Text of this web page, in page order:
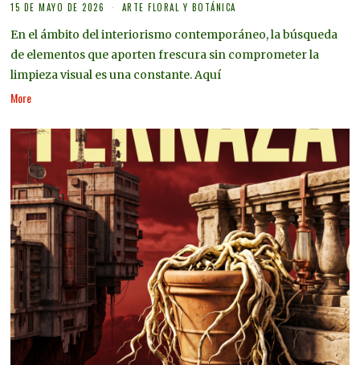
15 DE MAYO DE 2026 ARTE FLORAL Y BOTÁNICA
En el ámbito del interiorismo contemporáneo, la búsqueda
de elementos que aporten frescura sin comprometer la
limpieza visual es una constante. Aquí
More